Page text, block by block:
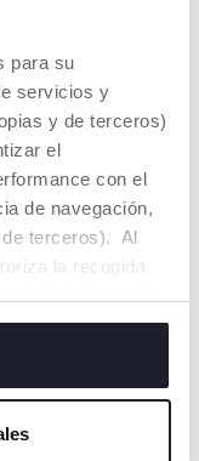
para su
servicios y
y de terceros)
el
con el
de navegación,
terceros). Al
la recogida
de todas o
detalles". Al
utilizar
2 es
pesa 5,5
si no
renunciar al
la
mientras
el mundo.
Y